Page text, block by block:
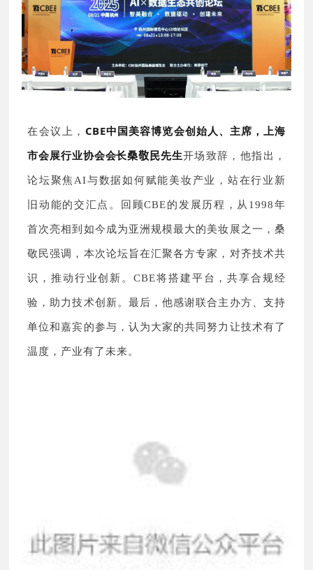
在会议上， CBE中国美容博览会创始人、主席，上海
市会展行业协会会长桑敬民先生开场致辞，他指出，
论坛聚焦AI与数据如何赋能美妆产业，站在行业新
旧动能的交汇点。回顾CBE的发展历程，从1998年
首次亮相到如今成为亚洲规模最大的美妆展之一，桑
敬民强调，本次论坛旨在汇聚各方专家，对齐技术共
识，推动行业创新。CBE将搭建平台，共享合规经
验，助力技术创新。最后，他感谢联合主办方、支持
单位和嘉宾的参与，认为大家的共同努力让技术有了
温度，产业有了未来。